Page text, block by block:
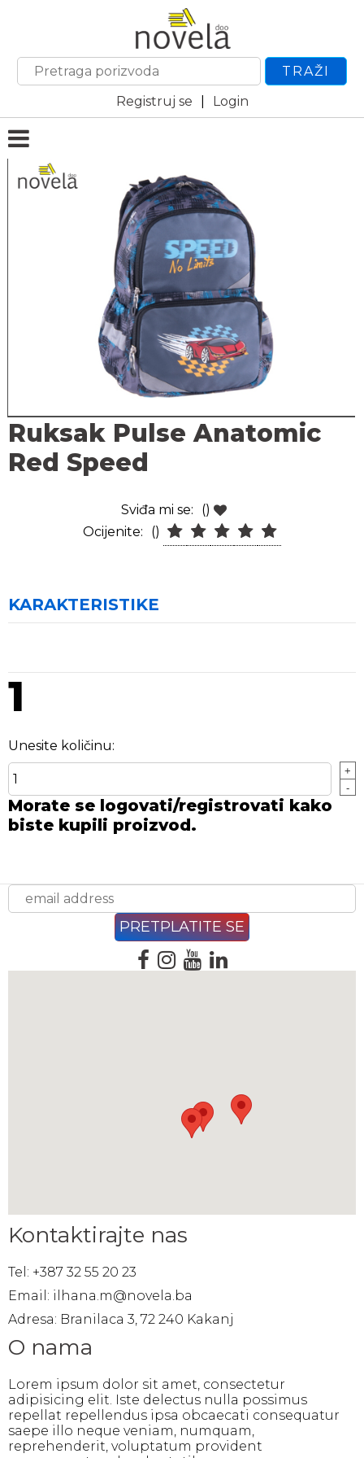
TRAŽI
Registruj se
Login
Ruksak Pulse Anatomic
Red Speed
Sviđa mi se:
()
Ocijenite:
()
KARAKTERISTIKE
1
Unesite količinu:
+
-
Morate se logovati/registrovati kako
biste kupili proizvod.
Kontaktirajte nas
Tel: +387 32 55 20 23
Email: ilhana.m@novela.ba
Adresa: Branilaca 3, 72 240 Kakanj
O nama
Lorem ipsum dolor sit amet, consectetur
adipisicing elit. Iste delectus nulla possimus
repellat repellendus ipsa obcaecati consequatur
saepe illo neque veniam, numquam,
reprehenderit, voluptatum provident